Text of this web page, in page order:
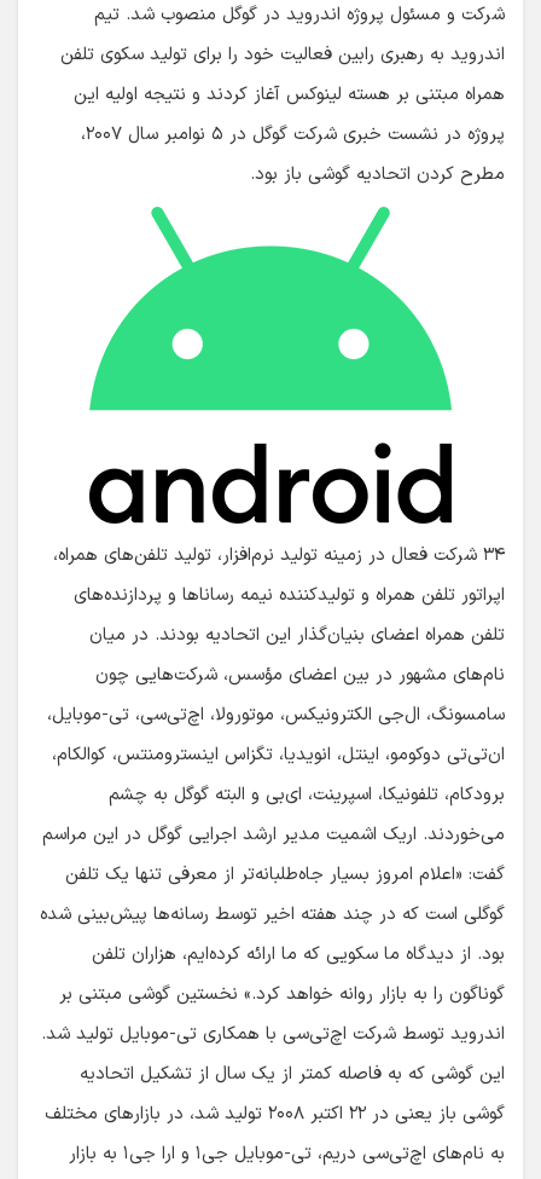
شرکت و مسئول پروژه اندروید در گوگل منصوب شد. تیم
اندروید به رهبری رابین فعالیت خود را برای تولید سکوی تلفن
همراه مبتنی بر هسته لینوکس آغاز کردند و نتیجه اولیه این
پروژه در نشست خبری شرکت گوگل در ۵ نوامبر سال ۲۰۰۷،
مطرح کردن اتحادیه گوشی باز بود.
۳۴ شرکت فعال در زمینه تولید نرم‌افزار، تولید تلفن‌های همراه،
اپراتور تلفن همراه و تولیدکننده نیمه رساناها و پردازنده‌های
تلفن همراه اعضای بنیان‌گذار این اتحادیه بودند. در میان
نام‌های مشهور در بین اعضای مؤسس، شرکت‌هایی چون
سامسونگ، ال‌جی الکترونیکس، موتورولا، اچ‌تی‌سی، تی-موبایل،
ان‌تی‌تی دوکومو، اینتل، انویدیا، تگزاس اینسترومنتس، کوالکام،
برودکام، تلفونیکا، اسپرینت، ای‌بی و البته گوگل به چشم
می‌خوردند. اریک اشمیت مدیر ارشد اجرایی گوگل در این مراسم
گفت: «اعلام امروز بسیار جاه‌طلبانه‌تر از معرفی تنها یک تلفن
گوگلی است که در چند هفته اخیر توسط رسانه‌ها پیش‌بینی شده
بود. از دیدگاه ما سکویی که ما ارائه کرده‌ایم، هزاران تلفن
گوناگون را به بازار روانه خواهد کرد.» نخستین گوشی مبتنی بر
اندروید توسط شرکت اچ‌تی‌سی با همکاری تی-موبایل تولید شد.
این گوشی که به فاصله کمتر از یک سال از تشکیل اتحادیه
گوشی باز یعنی در ۲۲ اکتبر ۲۰۰۸ تولید شد، در بازارهای مختلف
به نام‌های اچ‌تی‌سی دریم، تی-موبایل جی۱ و ارا جی۱ به بازار